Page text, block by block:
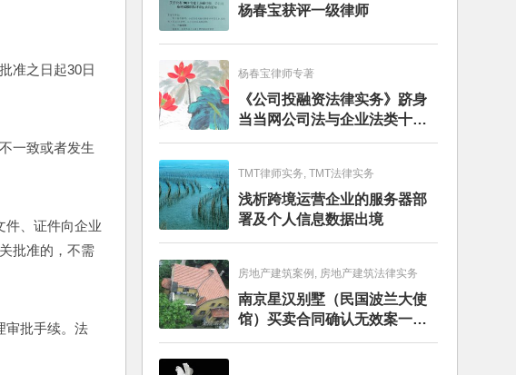
准之日起30日
一致或者发生
、证件向企业
批准的，不需
审批手续。法
杨春宝获评一级律师
杨春宝律师专著
《公司投融资法律实务》跻身
当当网公司法与企业法类十大
畅销图书榜
TMT律师实务, TMT法律实务
浅析跨境运营企业的服务器部
署及个人信息数据出境
房地产建筑案例, 房地产建筑法律实务
南京星汉别墅（民国波兰大使
馆）买卖合同确认无效案一审
判决书